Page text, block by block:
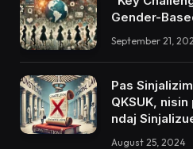
Gender-
September 21,
Pas
QKSUK,
ndaj
August 25, 2024